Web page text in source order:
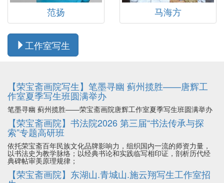
范扬 马海方
工作室写生
【荣宝斋画院写生】笔墨寻幽 蓟州揽胜——唐辉工
作室夏季写生班圆满举办
笔墨寻幽 蓟州揽胜——荣宝斋画院唐辉工作室夏季写生班圆满举办
【荣宝斋画院】书法院2026 第三届“书法传承与探
索”专题高研班
依托荣宝斋百年民族文化品牌影响力，组织国内一流的师资力量，
以书法史为教学脉络；以经典书论和实践临写相印证，剖析历代经
典碑帖审美原理规律；
【荣宝斋画院】东湖山.青城山.施云翔写生工作室招